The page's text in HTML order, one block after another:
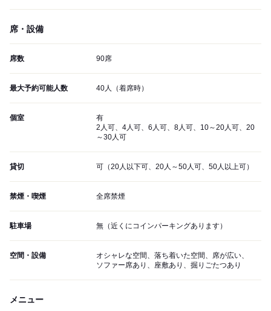
席・設備
席数 90席
最大予約可能人数 40人（着席時）
個室
有
2人可、4人可、6人可、8人可、10～20人可、20
～30人可
貸切 可（20人以下可、20人～50人可、50人以上可）
禁煙・喫煙 全席禁煙
駐車場 無（近くにコインパーキングあります）
空間・設備
オシャレな空間、落ち着いた空間、席が広い、
ソファー席あり、座敷あり、掘りごたつあり
メニュー